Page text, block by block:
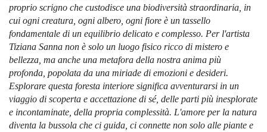
proprio scrigno che custodisce una biodiversità straordinaria, in
cui ogni creatura, ogni albero, ogni fiore è un tassello
fondamentale di un equilibrio delicato e complesso. Per l'artista
Tiziana Sanna non è solo un luogo fisico ricco di mistero e
bellezza, ma anche una metafora della nostra anima più
profonda, popolata da una miriade di emozioni e desideri.
Esplorare questa foresta interiore significa avventurarsi in un
viaggio di scoperta e accettazione di sé, delle parti più inesplorate
e incontaminate, della propria complessità. L'amore per la natura
diventa la bussola che ci guida, ci connette non solo alle piante e